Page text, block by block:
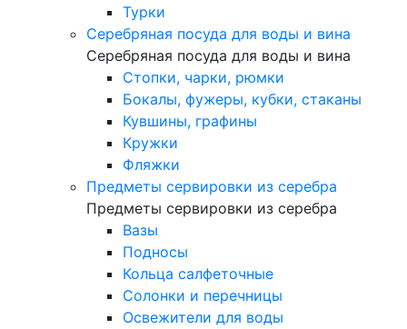
Турки
Серебряная посуда для воды и вина
Серебряная посуда для воды и вина
Стопки, чарки, рюмки
Бокалы, фужеры, кубки, стаканы
Кувшины, графины
Кружки
Фляжки
Предметы сервировки из серебра
Предметы сервировки из серебра
Вазы
Подносы
Кольца салфеточные
Солонки и перечницы
Освежители для воды